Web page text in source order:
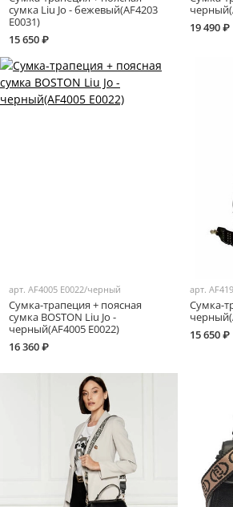
сумка Liu Jo - бежевый(AF4203
E0031)
15 650 ₽
19 490 ₽
арт.AF4005 E0022/черный
Сумка-трапеция + поясная
сумка BOSTON Liu Jo -
черный(AF4005 E0022)
16 360 ₽
арт.
Сумка-
15 650 ₽